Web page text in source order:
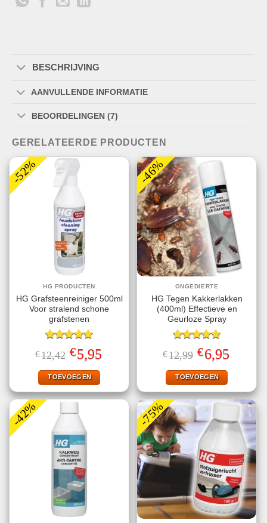
BESCHRIJVING
AANVULLENDE INFORMATIE
BEOORDELINGEN (7)
GERELATEERDE PRODUCTEN
-52%
HG PRODUCTEN
HG Grafsteenreiniger 500ml
Voor stralend schone
grafstenen
Gewaardeerd
5.00uit 5
€12,42 Oorspronkelijke
prijs
was:
€12,42.
€5,95prijs
TOEVOEGEN
-46%
ONGEDIERTE
HG Tegen Kakkerlakken
(400ml) Effectieve en
Geurloze Spray
Gewaardeerd
5.00uit 5
€12,99 Oorspronkelijke
prijs
was:
€12,99.
€6,95prijs
TOEVOEGEN
-42% -75%